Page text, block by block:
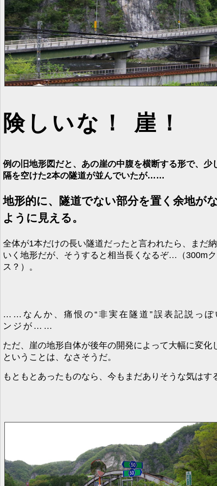
険しいな！ 崖！
例の旧地形図だと、あの崖の中腹を横断する形で、少
隔を空けた2本の隧道が並んでいたが……
地形的に、隧道でない部分を置く余地が
ように見える。
全体が1本だけの長い隧道だったと言われたら、まだ
いく地形だが、そうすると相当長くなるぞ…（300m
ス？）。
……なんか、痛恨の“非実在隧道”誤表記説っぽ
ンジが……
ただ、崖の地形自体が後年の開発によって大幅に変化
ということは、なさそうだ。
もともとあったものなら、今もまだありそうな気はす